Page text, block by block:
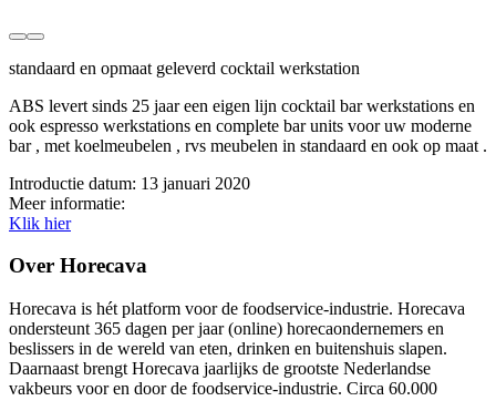
standaard en opmaat geleverd cocktail werkstation
ABS levert sinds 25 jaar een eigen lijn cocktail bar werkstations en
ook espresso werkstations en complete bar units voor uw moderne
bar , met koelmeubelen , rvs meubelen in standaard en ook op maat .
Introductie datum: 13 januari 2020
Meer informatie:
Klik hier
Over Horecava
Horecava is hét platform voor de foodservice-industrie. Horecava
ondersteunt 365 dagen per jaar (online) horecaondernemers en
beslissers in de wereld van eten, drinken en buitenshuis slapen.
Daarnaast brengt Horecava jaarlijks de grootste Nederlandse
vakbeurs voor en door de foodservice-industrie. Circa 60.000